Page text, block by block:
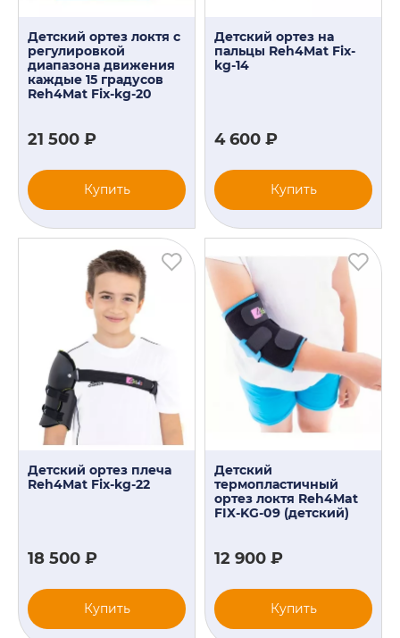
Детский ортез локтя с
регулировкой
диапазона движения
каждые 15 градусов
Reh4Mat Fix-kg-20
21 500 ₽
Купить
Детский ортез на
пальцы Reh4Mat Fix-
kg-14
4 600 ₽
Купить
Детский ортез плеча
Reh4Mat Fix-kg-22
18 500 ₽
Купить
Детский
термопластичный
ортез локтя Reh4Mat
FIX-KG-09 (детский)
12 900 ₽
Купить